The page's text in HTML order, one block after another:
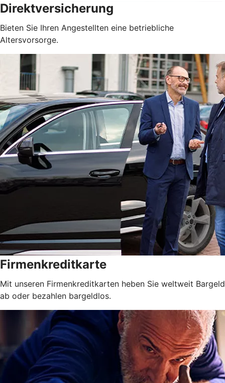
Direktversicherung
Bieten Sie Ihren Angestellten eine betriebliche
Altersvorsorge.
Firmenkreditkarte
Mit unseren Firmenkreditkarten heben Sie weltweit Bargeld
ab oder bezahlen bargeldlos.